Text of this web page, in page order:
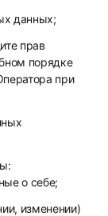
данных;
прав
порядке
при
о себе;
изменении)